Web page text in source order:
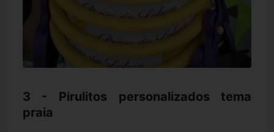
3 - Pirulitos personalizados tema
praia